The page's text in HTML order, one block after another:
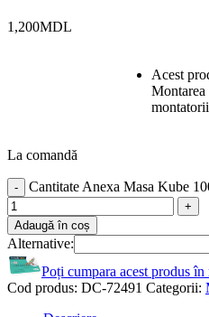
1,200MDL
Acest
Montarea
La comandă
Cantitate Anexa Masa Kube
Adaugă în coș
Alternative:
Poți cumpara acest produs în
Cod produs: DC-72491 Categorii: